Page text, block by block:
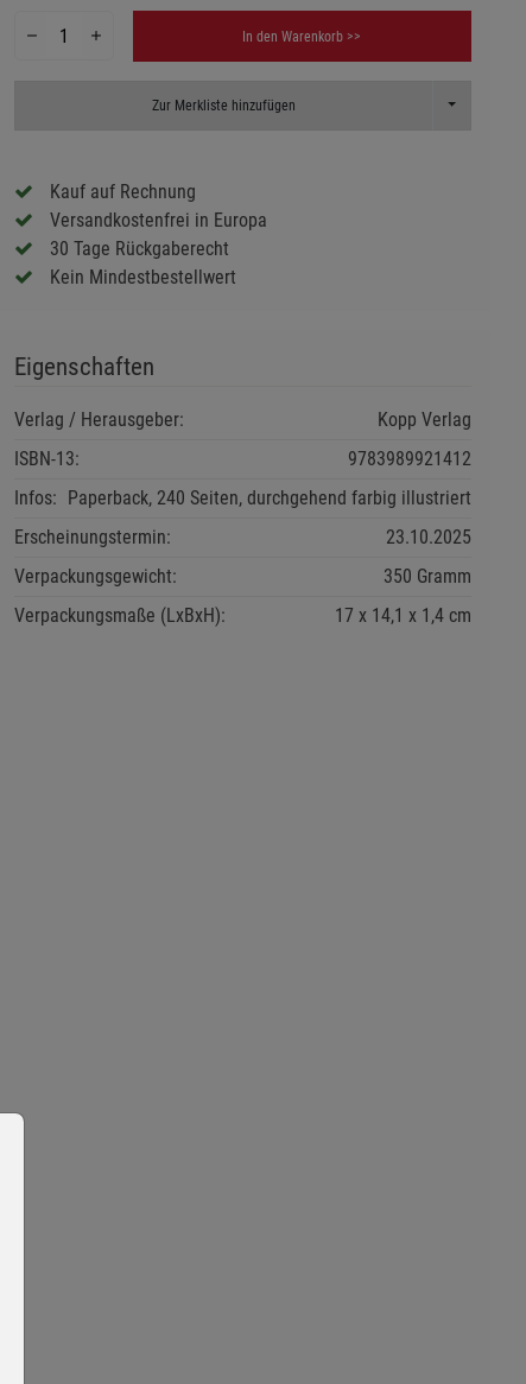
In den Warenkorb >>
Zur Merkliste hinzufügen Toggle
Kauf auf Rechnung
Versandkostenfrei in Europa
30 Tage Rückgaberecht
Kein Mindestbestellwert
Eigenschaften
Verlag / Herausgeber:
Kopp Verlag
ISBN-13:
9783989921412
Infos: Paperback, 240 Seiten, durchgehend farbig illustriert
Erscheinungstermin:
23.10.2025
Verpackungsgewicht:
350 Gramm
Verpackungsmaße (LxBxH):
17 14,1 1,4cm